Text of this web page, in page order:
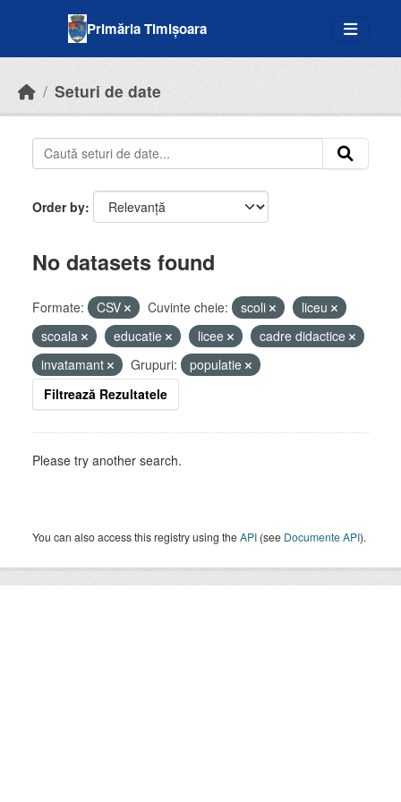
Primăria Timișoara
Seturi de date
Order by
No datasets found
Formate: CSV Cuvinte cheie: scoli
liceu
scoala
educatie licee
cadre didactice
invatamant
Grupuri:
populatie
Filtrează Rezultatele
Please try another search.
You can also access this registry using theAPI (see Documente API).